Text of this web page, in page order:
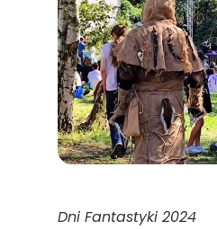
Dni Fantastyki 2024